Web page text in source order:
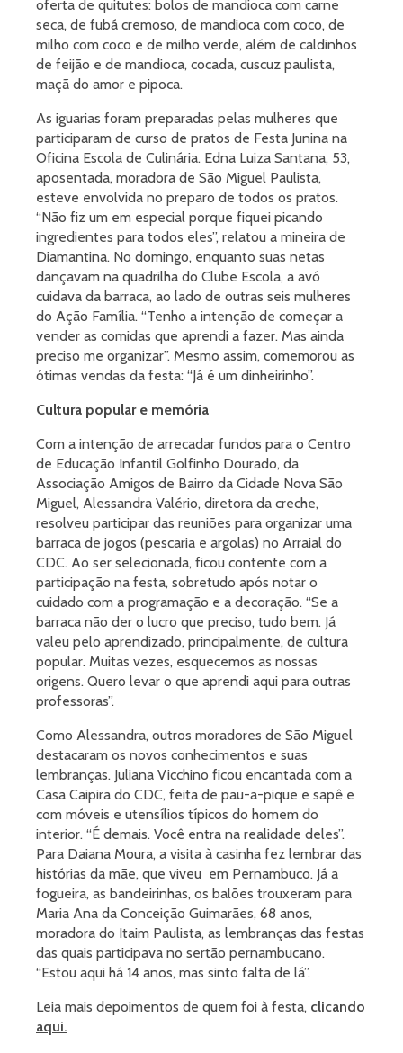
oferta de quitutes: bolos de mandioca com carne
seca, de fubá cremoso, de mandioca com coco, de
milho com coco e de milho verde, além de caldinhos
de feijão e de mandioca, cocada, cuscuz paulista,
maçã do amor e pipoca.
As iguarias foram preparadas pelas mulheres que
participaram de curso de pratos de Festa Junina na
Oficina Escola de Culinária. Edna Luiza Santana, 53,
aposentada, moradora de São Miguel Paulista,
esteve envolvida no preparo de todos os pratos.
“Não fiz um em especial porque fiquei picando
ingredientes para todos eles”, relatou a mineira de
Diamantina. No domingo, enquanto suas netas
dançavam na quadrilha do Clube Escola, a avó
cuidava da barraca, ao lado de outras seis mulheres
do Ação Família. “Tenho a intenção de começar a
vender as comidas que aprendi a fazer. Mas ainda
preciso me organizar”. Mesmo assim, comemorou as
ótimas vendas da festa: “Já é um dinheirinho”.
Cultura popular e memória
Com a intenção de arrecadar fundos para o Centro
de Educação Infantil Golfinho Dourado, da
Associação Amigos de Bairro da Cidade Nova São
Miguel, Alessandra Valério, diretora da creche,
resolveu participar das reuniões para organizar uma
barraca de jogos (pescaria e argolas) no Arraial do
CDC. Ao ser selecionada, ficou contente com a
participação na festa, sobretudo após notar o
cuidado com a programação e a decoração. “Se a
barraca não der o lucro que preciso, tudo bem. Já
valeu pelo aprendizado, principalmente, de cultura
popular. Muitas vezes, esquecemos as nossas
origens. Quero levar o que aprendi aqui para outras
professoras”.
Como Alessandra, outros moradores de São Miguel
destacaram os novos conhecimentos e suas
lembranças. Juliana Vicchino ficou encantada com a
Casa Caipira do CDC, feita de pau-a-pique e sapê e
com móveis e utensílios típicos do homem do
interior. “É demais. Você entra na realidade deles”.
Para Daiana Moura, a visita à casinha fez lembrar das
histórias da mãe, que viveu em Pernambuco. Já a
fogueira, as bandeirinhas, os balões trouxeram para
Maria Ana da Conceição Guimarães, 68 anos,
moradora do Itaim Paulista, as lembranças das festas
das quais participava no sertão pernambucano.
“Estou aqui há 14 anos, mas sinto falta de lá”.
Leia mais depoimentos de quem foi à festa, clicando
aqui.